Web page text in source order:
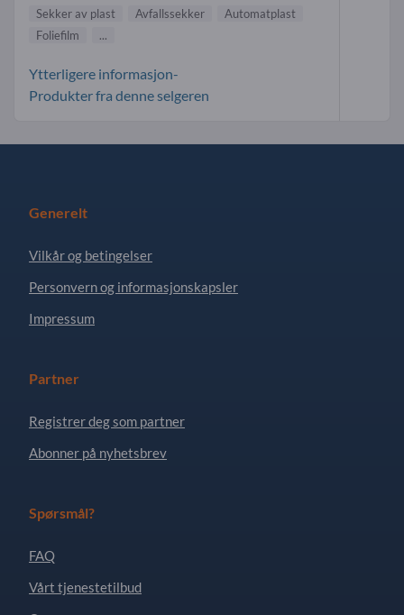
Sekker av plast
Avfallssekker
Automatplast
Foliefilm
...
Ytterligere informasjon-
Produkter fra denne selgeren
Generelt
Vilkår og betingelser
Personvern og informasjonskapsler
Impressum
Partner
Registrer deg som partner
Abonner på nyhetsbrev
Spørsmål?
FAQ
Vårt tjenestetilbud